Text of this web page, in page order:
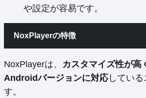
や設定が容易です。
NoxPlayerの特徴
NoxPlayerは、 カスタマイズ性が高
Androidバージョンに対応している
す。